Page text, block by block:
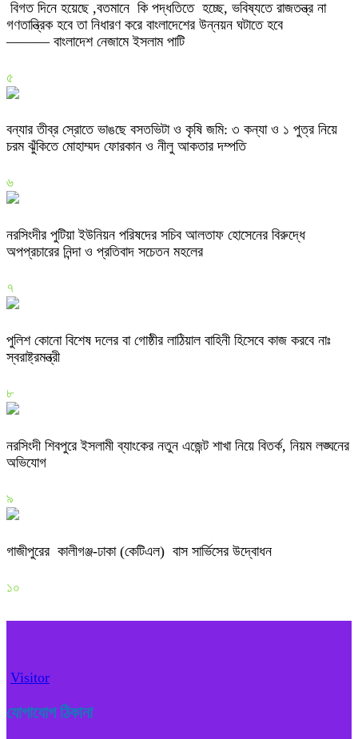
বিগত দিনে হয়েছে ,বতমানে কি পদ্ধতিতে হচ্ছে, ভবিষ্যতে রাজতন্ত্র না
গণতান্ত্রিক হবে তা নিধারণ করে বাংলাদেশের উন্নয়ন ঘটাতে হবে
——— বাংলাদেশ নেজামে ইসলাম পাটি
৫
বন্যার তীব্র স্রোতে ভাঙছে বসতভিটা ও কৃষি জমি: ৩ কন্যা ও ১ পুত্র নিয়ে
চরম ঝুঁকিতে মোহাম্মদ ফোরকান ও নীলু আকতার দম্পতি
৬
নরসিংদীর পুটিয়া ইউনিয়ন পরিষদের সচিব আলতাফ হোসেনের বিরুদ্ধে
অপপ্রচারের নিন্দা ও প্রতিবাদ সচেতন মহলের
৭
পুলিশ কোনো বিশেষ দলের বা গোষ্ঠীর লাঠিয়াল বাহিনী হিসেবে কাজ করবে নাঃ
স্বরাষ্ট্রমন্ত্রী
৮
নরসিংদী শিবপুরে ইসলামী ব্যাংকের নতুন এজেন্ট শাখা নিয়ে বিতর্ক, নিয়ম লঙ্ঘনের
অভিযোগ
৯
গাজীপুরের কালীগঞ্জ-ঢাকা (কেটিএল) বাস সার্ভিসের উদ্বোধন
১০
Visitor
যোগাযোগ ঠিকানা